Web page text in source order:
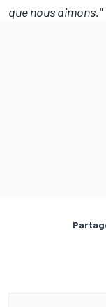
que nous aimons."